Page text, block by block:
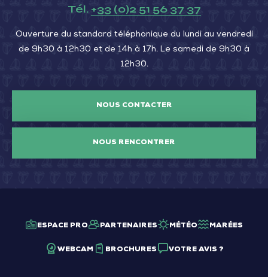
Tél. +33 (0)2 51 56 37 37
Ouverture du standard téléphonique du lundi au vendredi
de 9h30 à 12h30 et de 14h à 17h. Le samedi de 9h30 à
12h30.
NOUS CONTACTER
NOUS RENCONTRER
ESPACE PRO PARTENAIRES MÉTÉO MARÉES
WEBCAM BROCHURES VOTRE AVIS ?